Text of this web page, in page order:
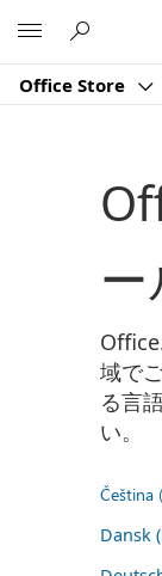
Office Store
域で
る言
い。
Čeština
Dansk